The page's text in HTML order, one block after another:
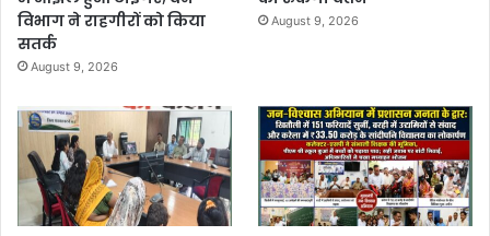
विभाग ने राहगीरों को किया
सतर्क
August 9, 2026
August 9, 2026